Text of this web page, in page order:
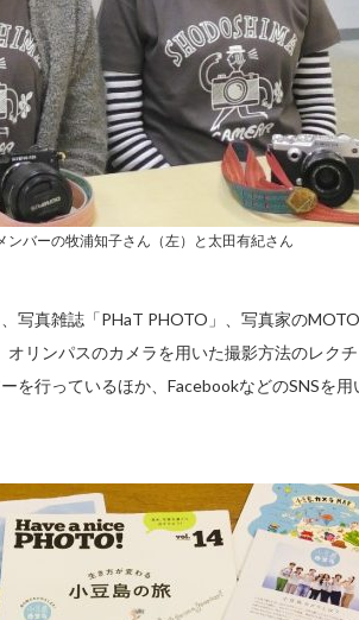
ンバーの牧浦知子さん（左）と太田有紀さん
写真雑誌「PHaT PHOTO」、写真家の
リンパスのカメラを用いた撮影方法のレクチ
を行っているほか、FacebookなどのSNSを